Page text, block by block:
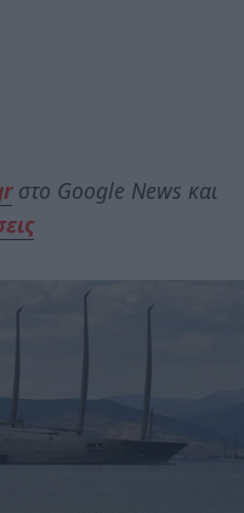
στο Google News και